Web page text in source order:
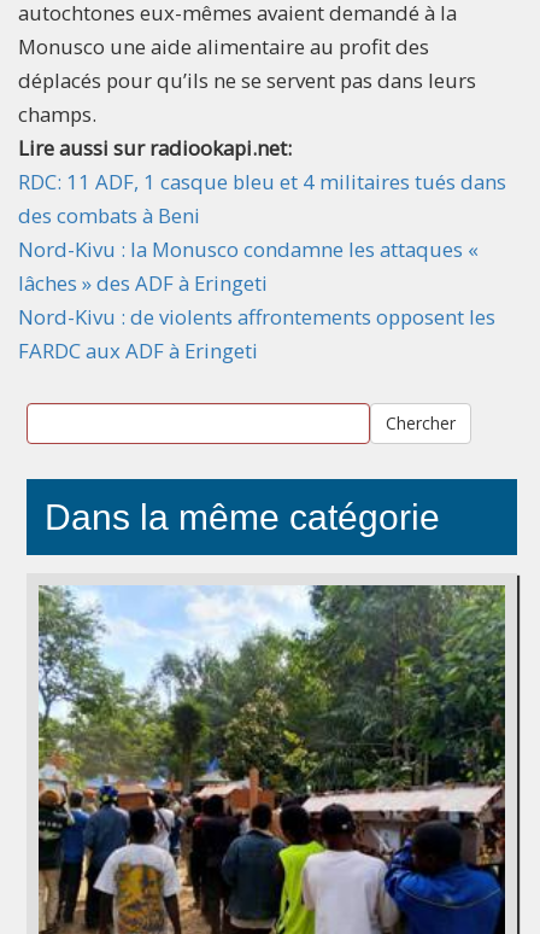
autochtones eux-mêmes avaient demandé à la
Monusco une aide alimentaire au profit des
déplacés pour qu’ils ne se servent pas dans leurs
champs.
Lire aussi sur radiookapi.net:
RDC: 11 ADF, 1 casque bleu et 4 militaires tués dans
des combats à Beni
Nord-Kivu : la Monusco condamne les attaques «
lâches » des ADF à Eringeti
Nord-Kivu : de violents affrontements opposent les
FARDC aux ADF à Eringeti
Chercher
Dans la même catégorie